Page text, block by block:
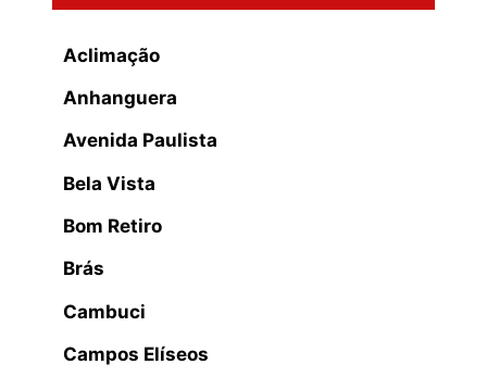
Aclimação
Anhanguera
Avenida Paulista
Bela Vista
Bom Retiro
Brás
Cambuci
Campos Elíseos